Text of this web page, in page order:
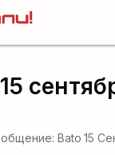
Bato 15